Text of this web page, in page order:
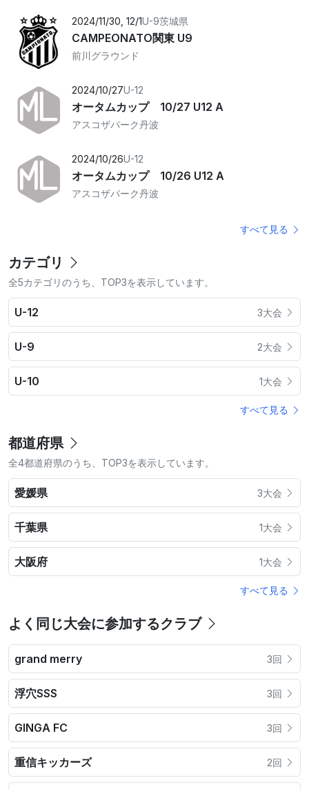
2024/11/30, 12/1U-9茨城県
CAMPEONATO関東 U9
前川グラウンド
2024/10/27U-12
オータムカップ 10/27 U12 A
アスコザパーク丹波
2024/10/26U-12
オータムカップ 10/26 U12 A
アスコザパーク丹波
すべて見る
カテゴリ
全5カテゴリのうち、TOP3を表示しています。
U-12 3大会
U-9 2大会
U-10 1大会
すべて見る
都道府県
全4都道府県のうち、TOP3を表示しています。
愛媛県 3大会
千葉県 1大会
大阪府 1大会
すべて見る
よく同じ大会に参加するクラブ
grand merry 3回
浮穴SSS 3回
GINGA FC 3回
重信キッカーズ 2回